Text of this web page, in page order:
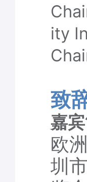
ity
致
嘉
欧
圳